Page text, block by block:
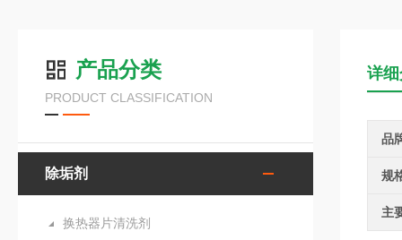
产品分类
PRODUCT CLASSIFICATION
除垢剂
换热器片清洗剂
详
品
规
主